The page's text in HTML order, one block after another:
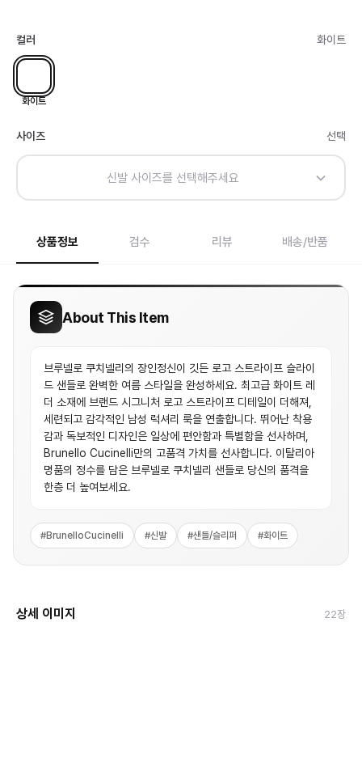
컬러 화이트
화이트
사이즈 선택
신발 사이즈를 선택해주세요
상품정보 검수 리뷰 배송/반품
About This Item
브루넬로 쿠치넬리의 장인정신이 깃든 로고 스트라이프 슬라이
드 샌들로 완벽한 여름 스타일을 완성하세요. 최고급 화이트 레
더 소재에 브랜드 시그니처 로고 스트라이프 디테일이 더해져,
세련되고 감각적인 남성 럭셔리 룩을 연출합니다. 뛰어난 착용
감과 독보적인 디자인은 일상에 편안함과 특별함을 선사하며,
Brunello Cucinelli만의 고품격 가치를 선사합니다. 이탈리아
명품의 정수를 담은 브루넬로 쿠치넬리 샌들로 당신의 품격을
한층 더 높여보세요.
#BrunelloCucinelli #신발 #샌들/슬리퍼 #화이트
상세 이미지 22장